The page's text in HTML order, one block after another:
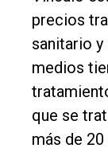
precios
sanitario
medios
que se
más de